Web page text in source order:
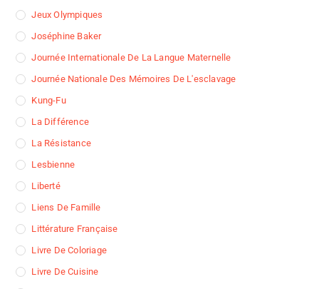
Jeux Olympiques
Joséphine Baker
Journée Internationale De La Langue Maternelle
Journée Nationale Des Mémoires De L'esclavage
Kung-Fu
La Différence
La Résistance
Lesbienne
Liberté
Liens De Famille
Littérature Française
Livre De Coloriage
Livre De Cuisine